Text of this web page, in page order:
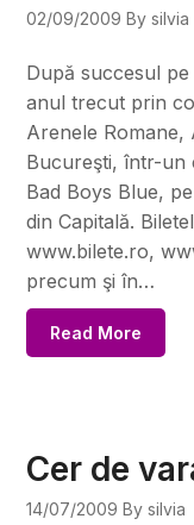
02/09/2009 By silvia
După succesul
anul trecut prin
Arenele Romane,
Bucureşti, într-un
Bad Boys Blue,
din Capitală.
www.bilete.ro,
precum şi în…
Read More
Cer de
14/07/2009 By silvia